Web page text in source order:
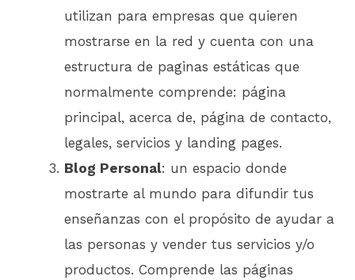
utilizan para empresas que quieren
mostrarse en la red y cuenta con una
estructura de paginas estáticas que
normalmente comprende: página
principal, acerca de, página de contacto,
legales, servicios y landing pages.
Blog Personal: un espacio donde
mostrarte al mundo para difundir tus
enseñanzas con el propósito de ayudar a
las personas y vender tus servicios y/o
productos. Comprende las páginas